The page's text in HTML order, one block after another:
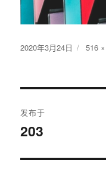
发
2020年3月24日
原
寸
516
章
发布于
203